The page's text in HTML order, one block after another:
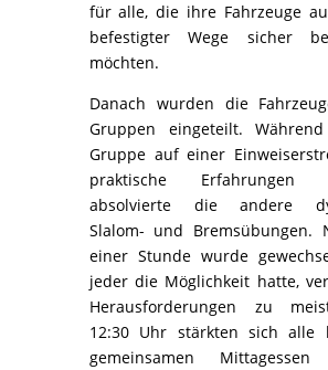
für alle, die ihre Fahrzeuge
befestigter Wege sicher
möchten.
Danach wurden die
Gruppen eingeteilt.
Gruppe auf einer
praktische Erfahrungen
absolvierte die andere
Slalom- und Bremsübungen.
einer Stunde wurde
jeder die Möglichkeit hatte,
Herausforderungen zu
12:30 Uhr stärkten sich alle
gemeinsamen